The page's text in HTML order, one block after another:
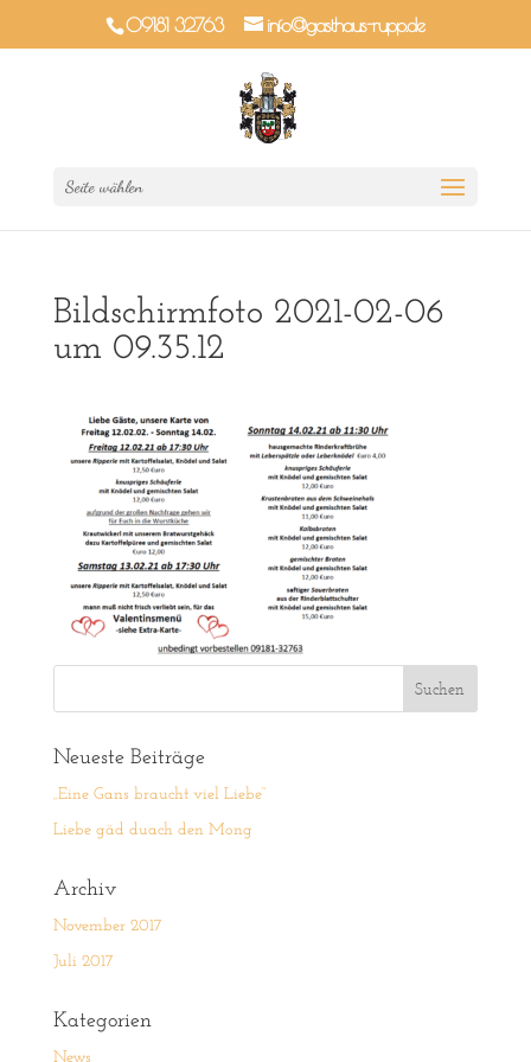
09181 32763 info@gasthaus-rupp.de
Seite wählen
Bildschirmfoto 2021-02-06
um 09.35.12
Neueste Beiträge
„Eine Gans braucht viel Liebe“
Liebe gäd duach den Mong
Archiv
November 2017
Juli 2017
Kategorien
News